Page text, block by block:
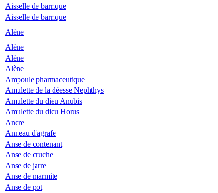
Aisselle de barrique
Aisselle de barrique
Alène
Alène
Alène
Alène
Ampoule pharmaceutique
Amulette de la déesse Nephthys
Amulette du dieu Anubis
Amulette du dieu Horus
Ancre
Anneau d'agrafe
Anse de contenant
Anse de cruche
Anse de jarre
Anse de marmite
Anse de pot